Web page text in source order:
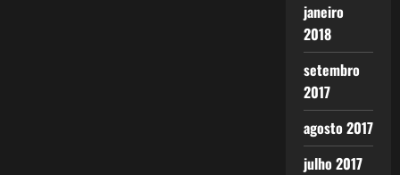
janeiro
2018
setembro
2017
agosto 2017
julho 2017